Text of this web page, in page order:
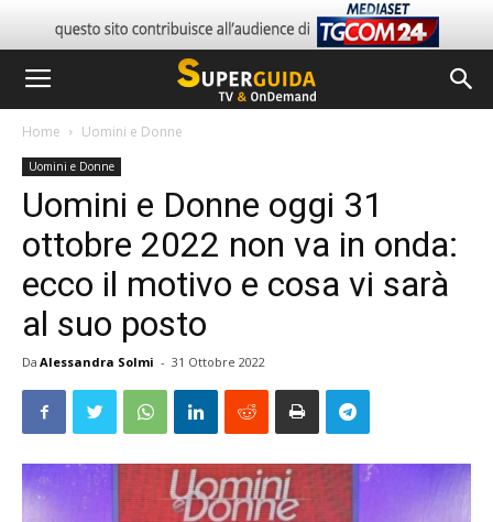
Home Uomini e Donne
Uomini e Donne
Uomini e Donne oggi 31
ottobre 2022 non va in onda:
ecco il motivo e cosa vi sarà
al suo posto
Da Alessandra Solmi - 31 Ottobre 2022